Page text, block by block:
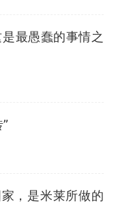
最愚蠢的事情之
，是米莱所做的